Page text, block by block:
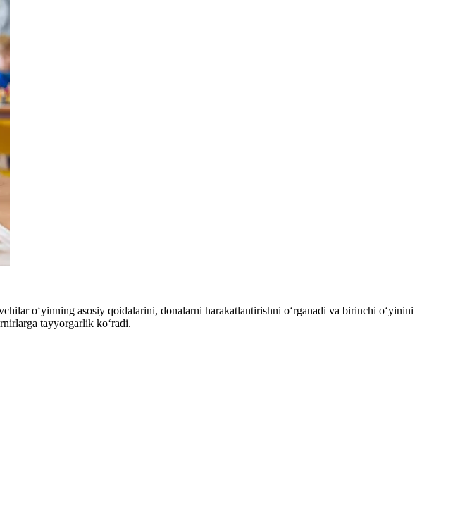
oʻyinning asosiy qoidalarini, donalarni harakatlantirishni oʻrganadi va birinchi oʻyinini
tayyorgarlik ko‘radi.